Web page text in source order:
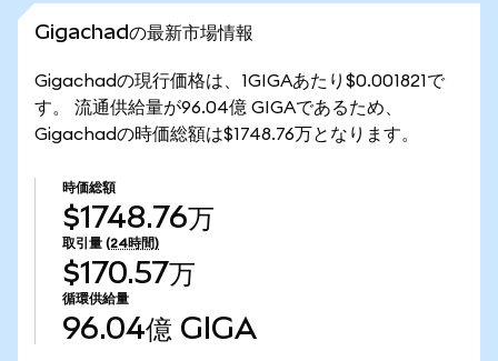
Gigachadの最新市場情報
Gigachadの現行価格は、1GIGAあたり$0.001821で
す。 流通供給量が96.04億 GIGAであるため、
Gigachadの時価総額は$1748.76万となります。
時価総額
$1748.76万
取引量 (24時間)
$170.57万
循環供給量
96.04億 GIGA